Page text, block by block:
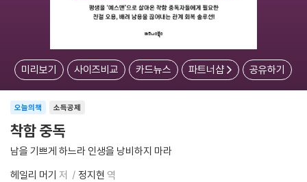
미리보기 사이즈비교 카드뉴스 파트너샵 공유하기
소득공제
오늘의책
착함 중독
남을 기쁘게 하느라 인생을 낭비하지 마라
헤일리 머기 저 정지현 역